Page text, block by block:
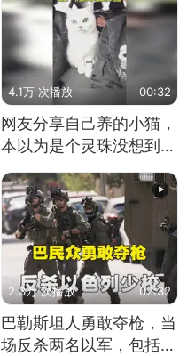
4.1万 次播放 00:32
网友分享自己养的小猫，
本以为是个灵珠没想到是
魔丸
2.3万 次播放 02:32
巴勒斯坦人勇敢夺枪，当
场反杀两名以军，包括一